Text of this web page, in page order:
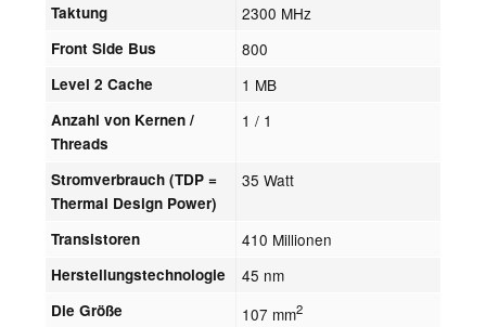
Taktung 2300 MHz
Front Side Bus 800
Level 2 Cache 1 MB
Anzahl von Kernen /
Threads
1 / 1
Stromverbrauch (TDP =
Thermal Design Power)
35 Watt
Transistoren 410 Millionen
Herstellungstechnologie 45 nm
Die Größe 107 mm2